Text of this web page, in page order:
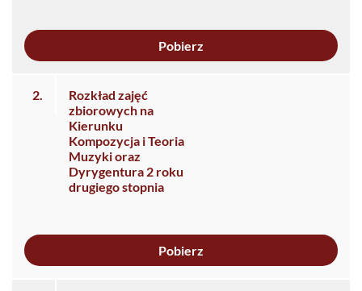
Pobierz
2.
Rozkład zajęć
zbiorowych na
Kierunku
Kompozycja i Teoria
Muzyki oraz
Dyrygentura 2 roku
drugiego stopnia
Pobierz